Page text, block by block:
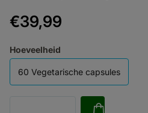
€39,99
Hoeveelheid
60 Vegetarische capsules